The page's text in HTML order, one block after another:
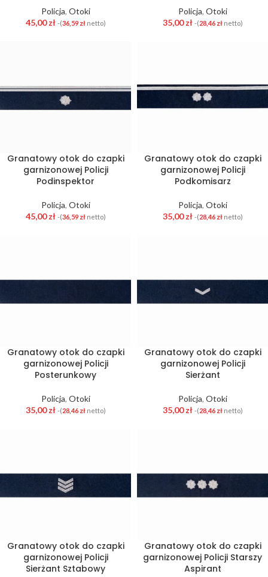
Policja, Otoki
45,00zł -(36,59 złnetto)
Policja, Otoki
35,00zł -(28,46 złnetto)
Granatowy otok do czapki
garnizonowej Policji
Podinspektor
Policja, Otoki
45,00zł -(36,59 złnetto)
Granatowy otok do czapki
garnizonowej Policji
Podkomisarz
Policja, Otoki
35,00zł -(28,46 złnetto)
Granatowy otok do czapki
garnizonowej Policji
Posterunkowy
Policja, Otoki
35,00zł -(28,46 złnetto)
Granatowy otok do czapki
garnizonowej Policji
Sierżant
Policja, Otoki
35,00zł -(28,46 złnetto)
Granatowy otok do czapki
garnizonowej Policji
Sierżant Sztabowy
Granatowy otok do czapki
garnizonowej Policji Starszy
Aspirant